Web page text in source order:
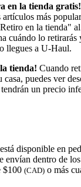
en la tienda gratis!
más
en la tienda"
cuándo lo retirarás
llegues a U-Haul.
tienda! Cuando
puedes ver
un precio
está disponible en
envían dentro de
$100 (CAD) o más